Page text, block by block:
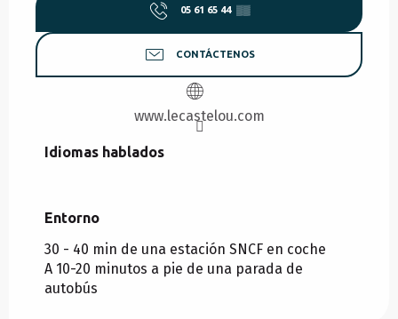
05 61 65 44 ▒▒
CONTÁCTENOS
www.lecastelou.com
Idiomas hablados
Idiomas hablados
Entorno
Entorno
30 - 40 min de una estación SNCF en coche
A 10-20 minutos a pie de una parada de
autobús